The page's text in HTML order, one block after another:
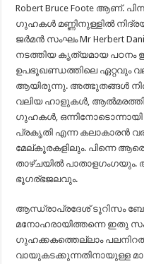
Robert Bruce Foote ആണ്.
ഗുഹകൾ മണ്ണിനുള്ളിൽ
ജർമൻ സംഘം Mr Herbert
നടത്തിയ കൃത്യമായ പഠനം
ഉപഭൂഖണ്ഡത്തിലെ ഏറ്റവും
ആയിരുന്നു. അത്ഭുതങ്ങൾ
വലിയ ഹാളുകൾ,
ഗുഹകൾ,
പ്രകൃതി എന്ന കലാകാരൻ
മേല്കൂരകളിലും. പിന്നെ
താഴ്ചയിൽ പാതാളഗംഗയും.
ഭൂഗര്ഭജലവും.
ആന്ധ്രാപ്രദേശ് ടൂറിസം
മനോഹരായിത്തന്നെ ഇതു
ഗുഹക്കകത്തെല്ലാം
വായുകടക്കുന്നതിനായുള്ള